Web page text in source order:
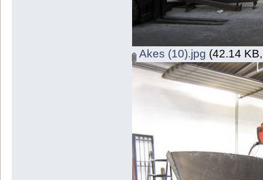
Akes (10).jpg (42.14